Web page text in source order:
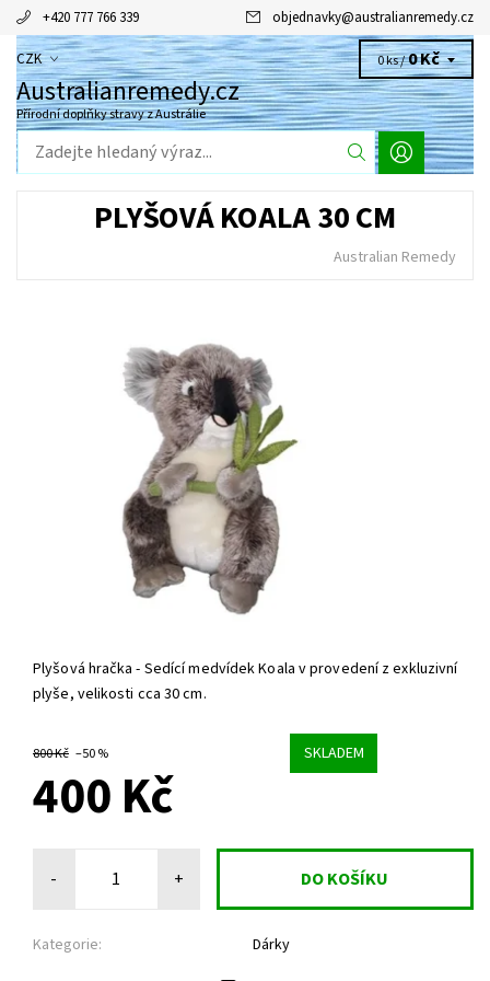
+420 777 766 339 objednavky@australianremedy.cz
CZK
Australianremedy.cz
Přírodní doplňky stravy z Austrálie
0 ks /0 Kč
PLYŠOVÁ KOALA 30 CM
Australian Remedy
Plyšová hračka - Sedící medvídek Koala v provedení z exkluzivní
plyše, velikosti cca 30 cm.
800 Kč –50 % SKLADEM
400 Kč
- +
Kategorie: Dárky